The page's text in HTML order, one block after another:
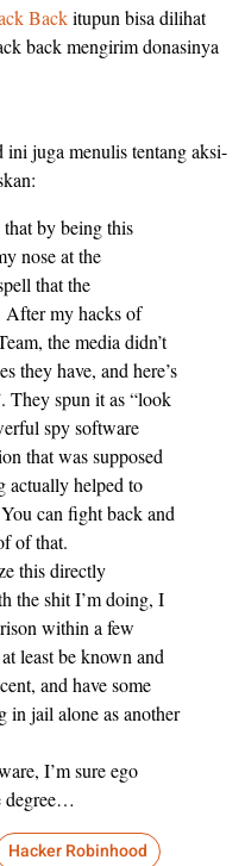
Backitupun bisa dilihat
back mengirim donasinya
juga menulis tentang aksi-
by being this
nose at the
that the
After my hacks of
the media didn’t
they have, and here’s
They spun it as “look
spy software
that was supposed
actually helped to
can fight back and
of that.
this directly
the shit I’m doing, I
within a few
least be known and
and have some
in jail alone as another
I’m sure ego
degree…
Hacker Robinhood